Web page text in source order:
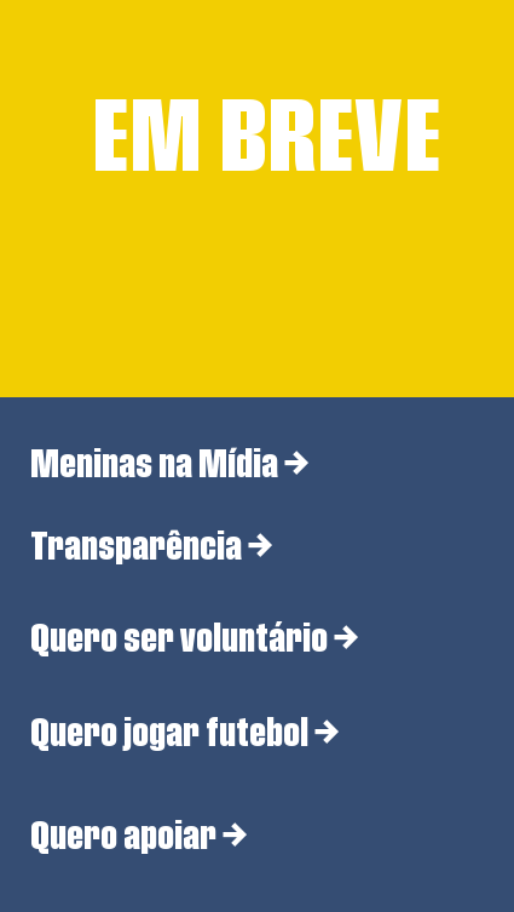
EM BREVE
Meninas na Mídia→
Transparência→
Quero ser voluntário→
Quero jogar futebol→
Quero apoiar →